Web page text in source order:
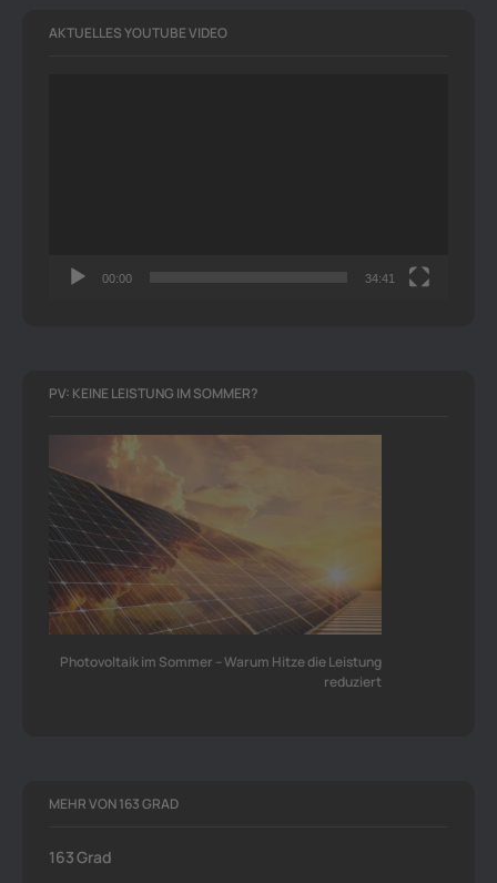
AKTUELLES YOUTUBE VIDEO
00:00 34:41
PV: KEINE LEISTUNG IM SOMMER?
Photovoltaik im Sommer – Warum Hitze die Leistung
reduziert
MEHR VON 163 GRAD
163 Grad